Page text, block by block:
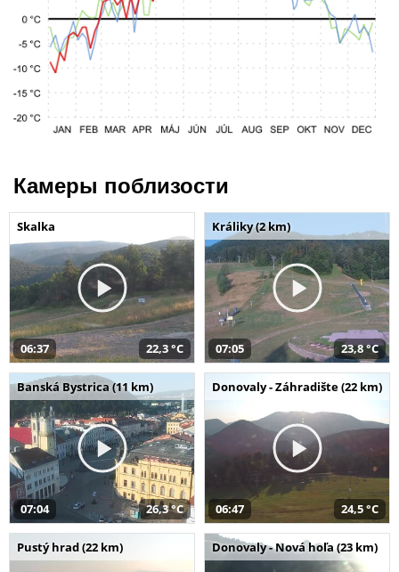
Камеры поблизости
Skalka
06:37 22,3 °C
Králiky (2 km)
07:05 23,8 °C
Banská Bystrica (11 km)
07:04 26,3 °C
Donovaly - Záhradište (22 km)
06:47 24,5 °C
Pustý hrad (22 km) Donovaly - Nová hoľa (23 km)